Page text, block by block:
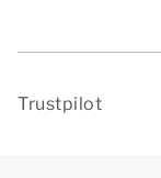
Trustpilot